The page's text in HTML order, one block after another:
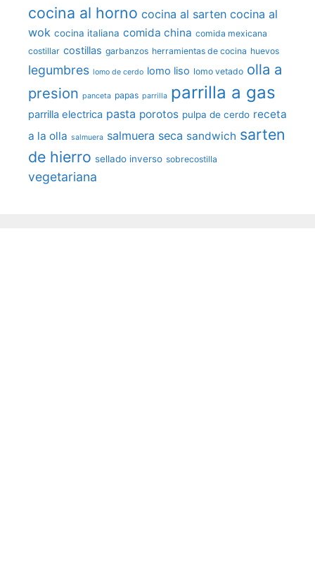
cocina al horno cocina al sarten cocina al
wok cocina italiana comida china comida mexicana
costillar costillas garbanzos herramientas de cocina huevos
legumbres lomo de cerdo lomo liso lomo vetado olla a
presion panceta papas parrilla parrilla a gas
parrilla electrica pasta porotos pulpa de cerdo receta
a la olla salmuera salmuera seca sandwich sarten
de hierro sellado inverso sobrecostilla
vegetariana